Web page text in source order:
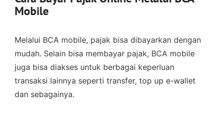
Mobile
Melalui BCA mobile, pajak bisa dibayarkan dengan
mudah. Selain bisa membayar pajak, BCA mobile
juga bisa diakses untuk berbagai keperluan
transaksi lainnya seperti transfer, top up e-wallet
dan sebagainya.